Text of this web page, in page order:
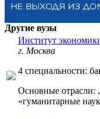
Другие вузы
Институт
г. Москва
4 специальности:
Основные отрасли:
«гуманитарные